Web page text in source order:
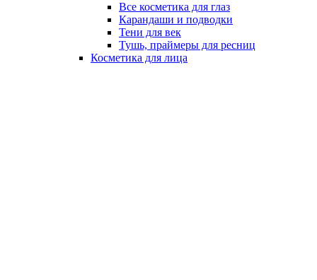
Все косметика для глаз
Карандаши и подводки
Тени для век
Тушь, праймеры для ресниц
Косметика для лица